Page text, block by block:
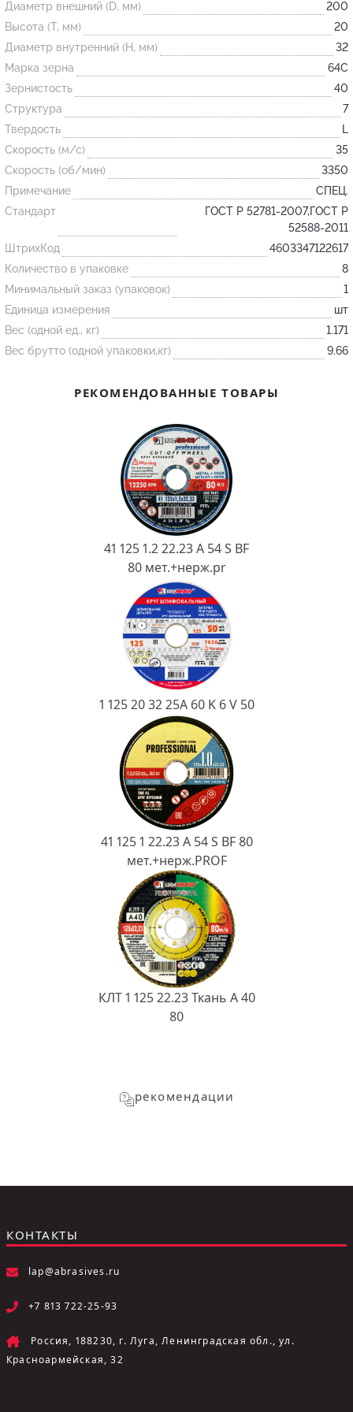
Огнеупорные
изделия
Скачать каталог
Тигель
Муфель
Черпак
Шербер
Трубка
Стержень
Пробка
Подставка
Лодочка
Контакт
Желоб
Диаметр внешний (D, мм)
200
Высота (T, мм)
20
Диаметр внутренний (H, мм)
32
Марка зерна
64С
Зернистость
40
Структура
7
Твердость
L
Скорость (м/с)
35
Скорость (об/мин)
3350
Примечание
СПЕЦ.
Стандарт
ГОСТ Р 52781-2007,ГОСТ Р
52588-2011
ШтрихКод
4603347122617
Количество в упаковке
8
Минимальный заказ (упаковок)
1
Единица измерения
шт
Вес (одной ед., кг)
1.171
Вес брутто (одной упаковки,кг)
9.66
РЕКОМЕНДОВАННЫЕ ТОВАРЫ
41 125 1.2 22.23 A 54 S BF
80 мет.+нерж.pr
1 125 20 32 25А 60 K 6 V 50
41 125 1 22.23 A 54 S BF 80
мет.+нерж.PROF
КЛТ 1 125 22.23 Ткань A 40
80
рекомендации
КОНТАКТЫ
lap@abrasives.ru
+7 813 722-25-93
Россия, 188230, г. Луга, Ленинградская обл., ул.
Красноармейская, 32